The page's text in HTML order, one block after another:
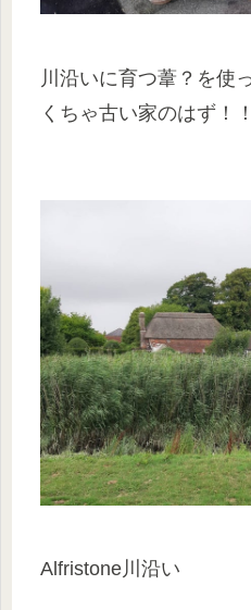
川沿いに育つ葦？を使
くちゃ古い家のはず！！
Alfristone川沿い